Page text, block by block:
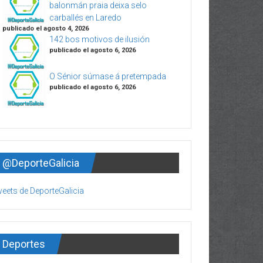
balonmán praia deixa selo
carballés en Laredo
publicado el agosto 4, 2026
142 bos motivos de ilusión
publicado el agosto 6, 2026
O Sénior súmase á pretempada
publicado el agosto 6, 2026
@DeporteGalicia
de DeporteGalicia
Deportes